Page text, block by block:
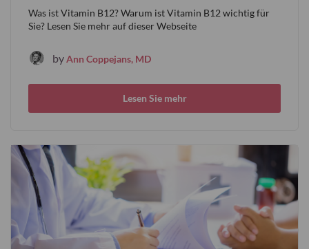
Was ist Vitamin B12? Warum ist Vitamin B12 wichtig für
Sie? Lesen Sie mehr auf dieser Webseite
byAnn Coppejans, MD
Lesen Sie mehr